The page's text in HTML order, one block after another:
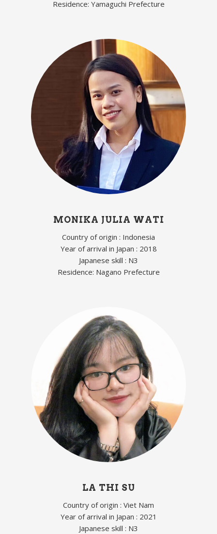
Residence: Yamaguchi Prefecture
MONIKA JULIA WATI
Country of origin : Indonesia
Year of arrival in Japan : 2018
Japanese skill : N3
Residence: Nagano Prefecture
LA THI SU
Country of origin : Viet Nam
Year of arrival in Japan : 2021
Japanese skill : N3